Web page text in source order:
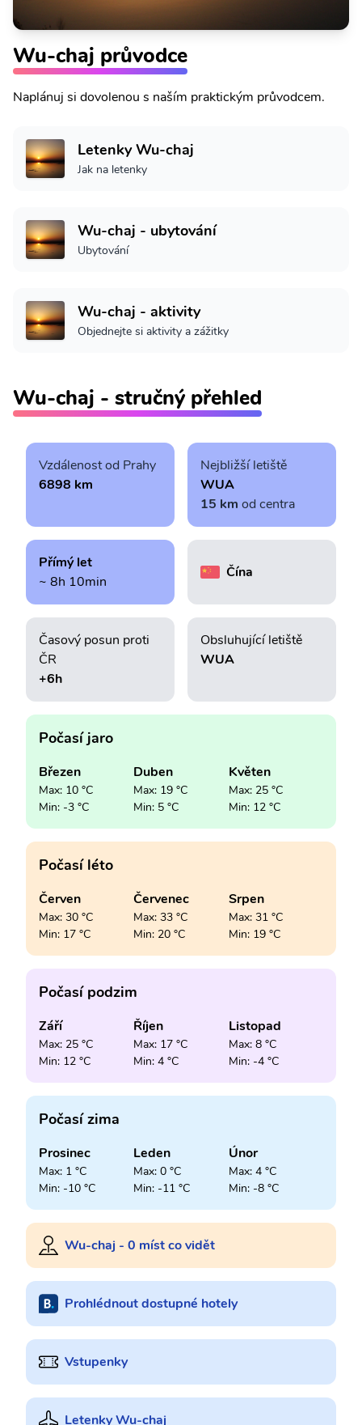
Wu-chaj průvodce
Naplánuj si dovolenou s naším praktickým průvodcem.
Letenky Wu-chaj
Jak na letenky
Wu-chaj - ubytování
Ubytování
Wu-chaj - aktivity
Objednejte si aktivity a zážitky
Wu-chaj - stručný přehled
Vzdálenost od Prahy
6898 km
Nejbližší letiště
WUA
15 km od centra
Přímý let
~ 8h 10min
Čína
Časový posun proti
ČR
+6h
Obsluhující letiště
WUA
Počasí jaro
Březen
Max: 10 °C
Min: -3 °C
Duben
Max: 19 °C
Min: 5 °C
Květen
Max: 25 °C
Min: 12 °C
Počasí léto
Červen
Max: 30 °C
Min: 17 °C
Červenec
Max: 33 °C
Min: 20 °C
Srpen
Max: 31 °C
Min: 19 °C
Počasí podzim
Září
Max: 25 °C
Min: 12 °C
Říjen
Max: 17 °C
Min: 4 °C
Listopad
Max: 8 °C
Min: -4 °C
Počasí zima
Prosinec
Max: 1 °C
Min: -10 °C
Leden
Max: 0 °C
Min: -11 °C
Únor
Max: 4 °C
Min: -8 °C
Wu-chaj - 0 míst co vidět
Prohlédnout dostupné hotely
Vstupenky
Letenky Wu-chaj